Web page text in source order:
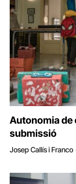
Autonomia de
submissió
Josep Callís i Franco